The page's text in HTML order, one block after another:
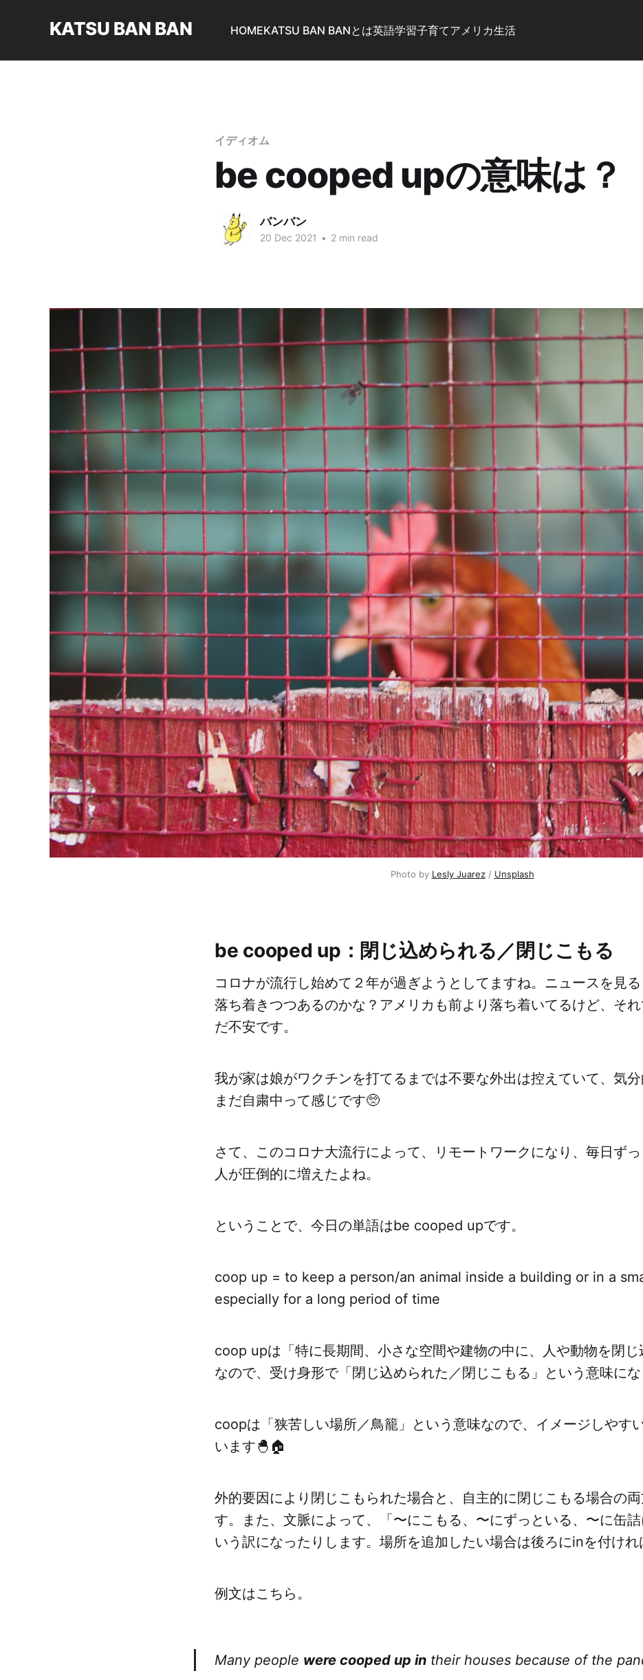
KATSU BAN BAN HOMEKATSU BAN BANとは英語学習子育てアメリカ生活
イディオム
be cooped upの意味は？
バンバン
20 Dec 2021 • 2 min read
Photo by Lesly Juarez/ Unsplash
be cooped up：閉じ込められる／閉じこもる
コロナが流行し始めて２年が過ぎようとしてますね。ニュースを見
落ち着きつつあるのかな？アメリカも前より落ち着いてるけど、それ
だ不安です。
我が家は娘がワクチンを打てるまでは不要な外出は控えていて、気
まだ自粛中って感じです🥺
さて、このコロナ大流行によって、リモートワークになり、毎日ず
人が圧倒的に増えたよね。
ということで、今日の単語はbe cooped upです。
coop up = to keep a person/an animal inside a building or in a
especially for a long period of time
coop upは「特に長期間、小さな空間や建物の中に、人や動物を閉じ
なので、受け身形で「閉じ込められた／閉じこもる」という意味にな
coopは「狭苦しい場所／鳥籠」という意味なので、イメージしやす
います🐣🏠
外的要因により閉じこもられた場合と、自主的に閉じこもる場合の両
す。また、文脈によって、「〜にこもる、〜にずっといる、〜に缶詰
いう訳になったりします。場所を追加したい場合は後ろにinを付けれ
例文はこちら。
Many people were cooped up in their houses because of the